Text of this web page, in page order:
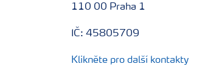
110 00 Praha 1
IČ: 45805709
Klikněte pro další kontakty